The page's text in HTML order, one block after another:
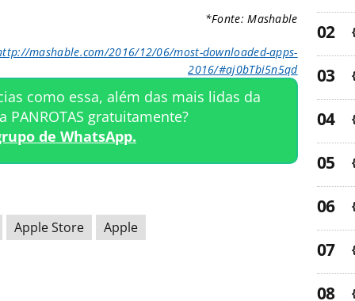
*Fonte: Mashable
mashable.com/2016/12/06/most-downloaded-apps-
2016/#aj0bTbi5n5qd
como essa, além das mais lidas da
PANROTAS gratuitamente?
de WhatsApp.
Apple Store Apple